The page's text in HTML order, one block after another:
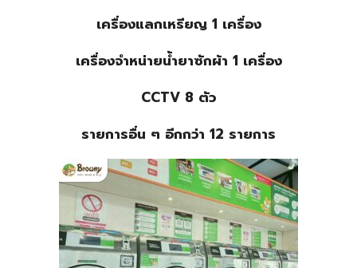
เครื่องแลกเหรียญ 1 เครื่อง
เครื่องจำหน่ายน้ำยาซักผ้า 1 เครื่อง
CCTV 8 ตัว
รายการอื่น ๆ อีกกว่า 12 รายการ